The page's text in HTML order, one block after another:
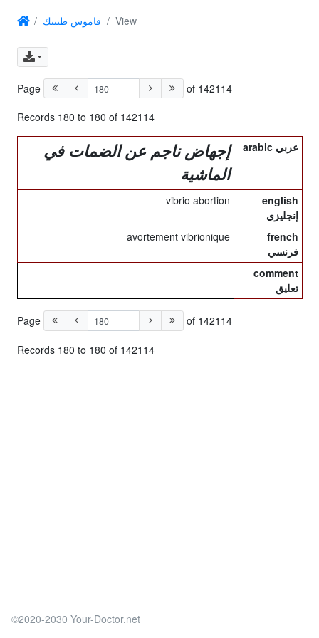
قاموس طبيبك View
Page of 142114
Records 180 to 180 of 142114
arabic عربي
إجهاض ناجم عن الضمات في
الماشية
english
إنجليزي
vibrio abortion
french
فرنسي
avortement vibrionique
comment
تعليق
Page of 142114
Records 180 to 180 of 142114
©2020-2030 Your-Doctor.net